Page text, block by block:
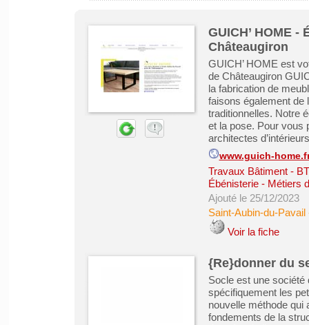
GUICH’ HOME
Châteaugiron
GUICH’ HOME est
de Châteaugiron
la fabrication de
faisons également de
traditionnelles. Notre
et la pose. Pour vous
architectes
www.guich-
Travaux Bâtiment -
Ébénisterie - Métiers
Ajouté le 25/12/2023
Saint-Aubin-du-Pavail
Voir la fiche
{Re}donner du
Socle est une société
spécifiquement les
nouvelle méthode qui
fondements de la